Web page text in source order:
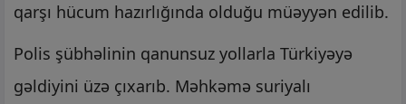
qarşı hücum hazırlığında olduğu müəyyən edilib.
Polis şübhəlinin qanunsuz yollarla Türkiyəyə
gəldiyini üzə çıxarıb. Məhkəmə suriyalı